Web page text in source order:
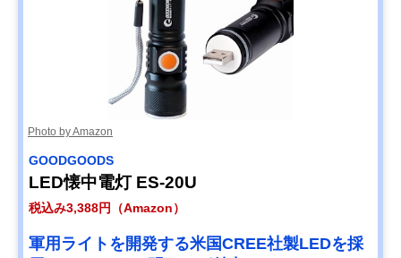
Photo by Amazon
GOODGOODS
LED懐中電灯 ES-20U
税込み3,388円（Amazon）
軍用ライトを開発する米国CREE社製LEDを採